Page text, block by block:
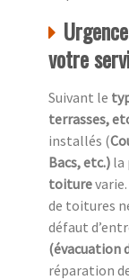
votre
Suivant le
terrasses,
installés (
Bacs, etc.) la
toiture
de toitures
défaut
(évacuation
réparation